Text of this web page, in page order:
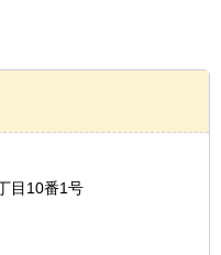
目10番1号